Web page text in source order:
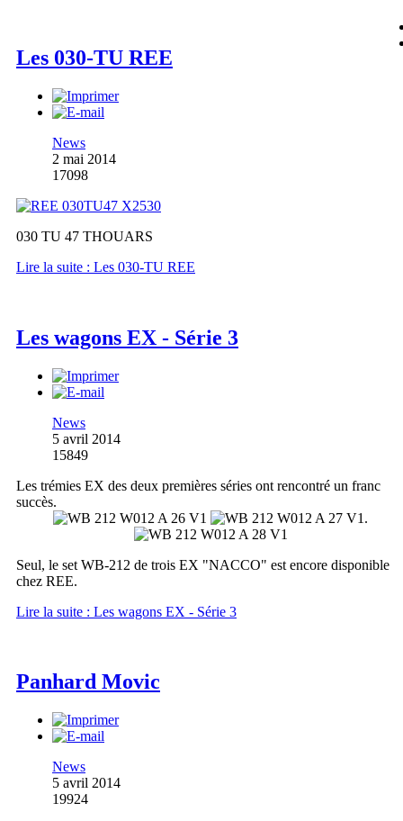
Les 030-TU REE
News
2 mai 2014
17098
030 TU 47 THOUARS
Lire la suite : Les 030-TU REE
Les wagons EX - Série 3
News
5 avril 2014
15849
Les trémies EX des deux premières séries ont rencontré un franc
succès.
.
Seul, le set WB-212 de trois EX "NACCO" est encore disponible
chez REE.
Lire la suite : Les wagons EX - Série 3
Panhard Movic
News
5 avril 2014
19924